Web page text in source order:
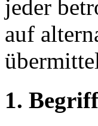
jeder
auf
1.